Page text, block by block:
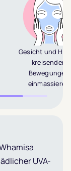
Gesicht und
kreisenden
Bewegungen
einmassieren
UVA-